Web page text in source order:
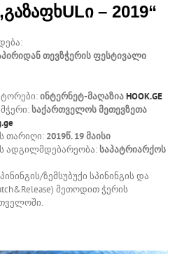
– 2019“
თევზჭერის ფესტივალი
ინტერნეტ-მაღაზიაHOOK.GE
საქართველოს მეთევზეთა
თარიღი: 2019წ. 19 მაისი
ადგილმდებარეობა:საპატრიარქოს
ზემსუბუქი სპინინგის და
მეთოდით ჭერის